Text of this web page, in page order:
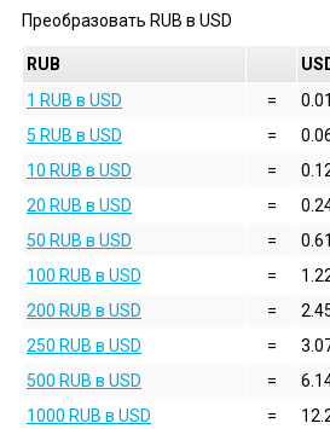
Преобразовать RUB в USD
RUB
1 RUB в USD
=
5 RUB в USD
=
10 RUB в USD
=
20 RUB в USD
=
50 RUB в USD
=
100 RUB в USD
=
200 RUB в USD
=
250 RUB в USD
=
500 RUB в USD
=
1000 RUB в USD
=